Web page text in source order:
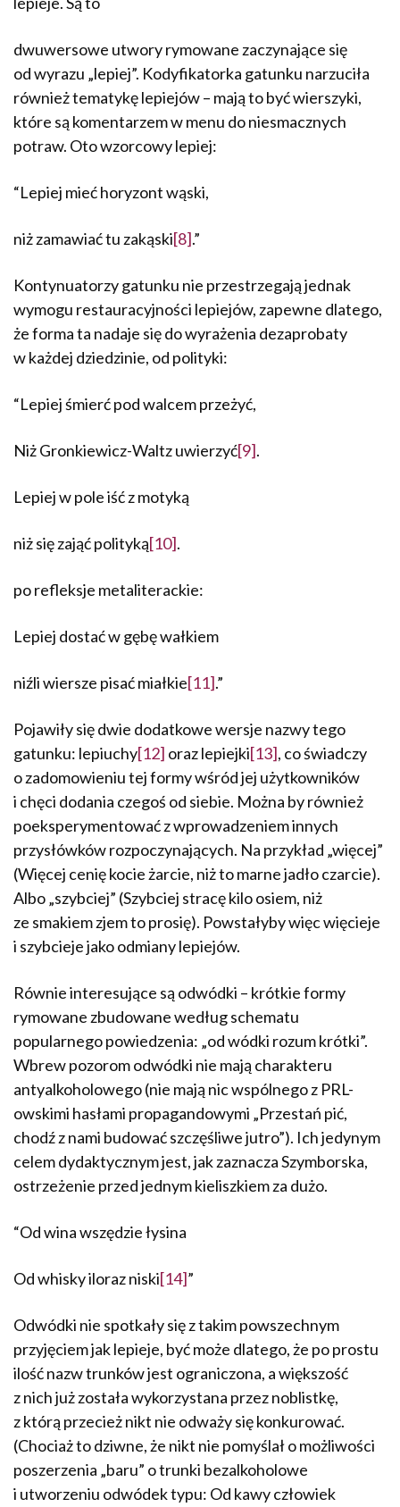
dwuwersowe utwory rymowane zaczynające się
od wyrazu „lepiej”. Kodyfikatorka gatunku narzuciła
również tematykę lepiejów – mają to być wierszyki,
które są komentarzem w menu do niesmacznych
potraw. Oto wzorcowy lepiej:
“Lepiej mieć horyzont wąski,
niż zamawiać tu zakąski[8].”
Kontynuatorzy gatunku nie przestrzegają jednak
wymogu restauracyjności lepiejów, zapew­ne dlatego,
że forma ta nadaje się do wyrażenia dezaprobaty
w każdej dziedzinie, od polityki:
“Lepiej śmierć pod walcem przeżyć,
Niż Gronkiewicz-Waltz uwierzyć[9].
Lepiej w pole iść z motyką
niż się zająć polityką[10].
po refleksje metaliterackie:
Lepiej dostać w gębę wałkiem
niźli wiersze pisać miałkie[11].”
Pojawiły się dwie dodatkowe wersje nazwy tego
gatunku: lepiuchy[12] oraz lepiejki[13], co świadczy
o zadomowie­niu tej formy wśród jej użytkowników
i chęci dodania czegoś od siebie. Można by również
poeksperymentować z wprowadzeniem innych
przysłówków rozpoczynających. Na przykład „więcej”
(Więcej cenię kocie żarcie, niż to marne jadło czarcie).
Albo „szybciej” (Szybciej stracę kilo osiem, niż
ze smakiem zjem to prosię). Powstałyby więc więcieje
i szybcieje jako odmiany lepiejów.
Równie interesujące są odwódki – krótkie formy
rymowane zbudowane według schematu
popularnego powie­dzenia: „od wódki rozum krótki”.
Wbrew pozorom odwódki nie mają charakteru
antyalkoholowego (nie mają nic wspólnego z PRL-
owskimi hasłami propagandowymi „Przestań pić,
chodź z nami budować szczęśliwe jutro”). Ich jedynym
celem dydaktycznym jest, jak zaznacza Szymborska,
ostrzeżenie przed jednym kieliszkiem za dużo.
“Od wina wszędzie łysina
Od whisky iloraz niski[14]”
Odwódki nie spotkały się z takim powszechnym
przyjęciem jak lepieje, być może dlatego, że po prostu
ilość nazw trunków jest ograniczona, a większość
z nich już została wykorzystana przez noblistkę,
z którą przecież nikt nie odważy się konkurować.
(Chociaż to dziwne, że nikt nie pomyślał o możliwości
poszerzenia „baru” o trunki bezalko­holowe
i utworzeniu odwódek typu: Od kawy człowiek